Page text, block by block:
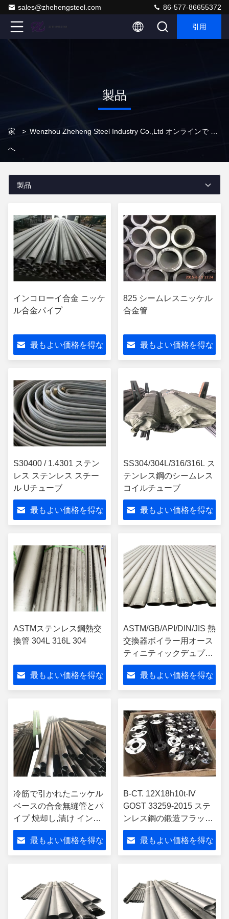
sales@zhehengsteel.com 86-577-86655372
引用
製品
家
へ
>
製品
インコローイ合金 ニッケ
ル合金パイプ
最もよい価格を得な
825 シームレスニッケル
合金管
最もよい価格を得な
S30400 / 1.4301 ステン
レス ステンレス スチー
ル Uチューブ
最もよい価格を得な
SS304/304L/316/316L ス
テンレス鋼のシームレス
コイルチューブ
最もよい価格を得な
ASTMステンレス鋼熱交
換管 304L 316L 304
最もよい価格を得な
ASTM/GB/API/DIN/JIS 熱
交換器ボイラー用オース
ティニティックデュプレ
ックスステンレス鋼Uチ
ューブ最もよい価格を得な
冷筋で引かれたニッケル
ベースの合金無縫管とパ
イプ 焼却し,漬け インコ
ネル600 インコロイ800h
インコネル625
最もよい価格を得な
B-CT. 12X18h10t-IV
GOST 33259-2015 ステ
ンレス鋼の鍛造フラット
フレンズ
最もよい価格を得な